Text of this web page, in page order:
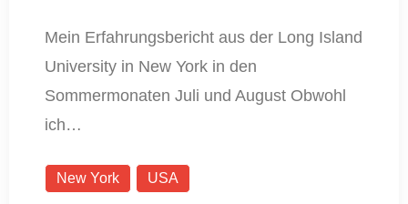
Mein Erfahrungsbericht aus der Long Island
University in New York in den
Sommermonaten Juli und August Obwohl
ich…
New York USA